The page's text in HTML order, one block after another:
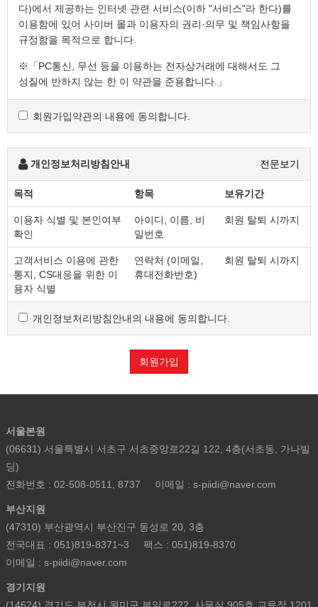
다)에서 제공하는 인터넷 관련 서비스(이하 "서비스"라 한다)를
이용함에 있어 사이버 몰과 이용자의 권리·의무 및 책임사항을
규정함을 목적으로 합니다.
※「PC통신, 무선 등을 이용하는 전자상거래에 대해서도 그
성질에 반하지 않는 한 이 약관을 준용합니다.」
제2조 정의
이용하여 재화 등을 거래할 수 있도록 설정한 가상의
영업장을 말하며, 아울러 사이버몰을 운영하는 사업자의
"이용자"란 "몰"에 접속하여 이 약관에 따라 "몰"이
제공하는 서비스를 받는 회원 및 비회원을 말합니다.
'회원'이라 함은 “몰”에 회원등록을 한 자로서, 계속적으로
"몰"이 제공하는 서비스를 이용할 수 있는 자를 말합니다.
'비회원'이라 함은 회원에 가입하지 않고 "몰"이 제공하는
서비스를 이용하는 자를 말합니다.
제3조 약관 등의 명시와 설명 및 개정
"몰"은 이 약관의 내용과 상호 및 대표자 성명, 영업소
소재지 주소(소비자의 불만을 처리할 수 있는 곳의 주소를
약관의 내용은 이용자가 연결화면을 통하여 볼 수 있도록
"몰"은 이용자가 약관에 동의하기에 앞서 약관에 정하여져
연결화면 또는 팝업화면 등을 제공하여 이용자의 확인을
구하여야 합니다.
"몰"은 「전자상거래 등에서의 소비자보호에 관한 법률」,
회원가입약관의 내용에 동의합니다.
전문보기
개인정보처리방침안내
목적 항목 보유기간
이용자 식별 및 본인여부
확인
아이디, 이름, 비
밀번호
회원 탈퇴 시까지
고객서비스 이용에 관한
통지, CS대응을 위한 이
용자 식별
연락처 (이메일,
휴대전화번호)
회원 탈퇴 시까지
개인정보처리방침안내의 내용에 동의합니다.
회원가입
서울본원
(06631) 서울특별시 서초구 서초중앙로22길 122, 4층(서초동, 가나빌
딩)
전화번호 : 02-508-0511, 8737
이메일 : s-piidi@naver.com
부산지원
(47310) 부산광역시 부산진구 동성로 20, 3층
전국대표 : 051)819-8371~3
팩스 : 051)819-8370
이메일 : s-piidi@naver.com
경기지원